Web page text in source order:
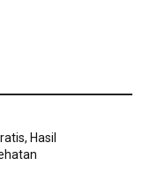
Hasil